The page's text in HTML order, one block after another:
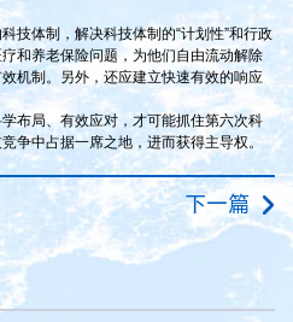
技体制，解决科技体制的“计划性”和行政
和养老保险问题，为他们自由流动解除
机制。另外，还应建立快速有效的响应
布局、有效应对，才可能抓住第六次科
争中占据一席之地，进而获得主导权。
下一篇